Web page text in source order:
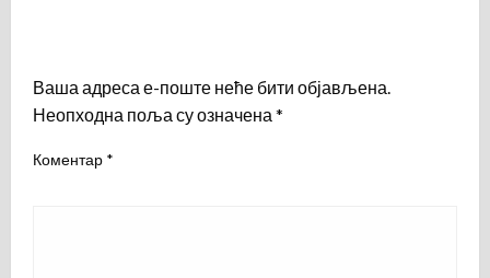
Ваша адреса е-поште неће бити објављена.
Неопходна поља су означена *
Коментар *